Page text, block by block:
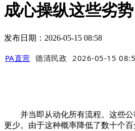
成心操纵这些劣势
发布日期：2026-05-15 08:58
PA直营 德清民政 2026-05-15
并当即从动化所有流程。这些公
更少。由于这种概率降低了数十个